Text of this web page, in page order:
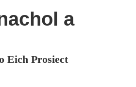
a
Eich Prosiect